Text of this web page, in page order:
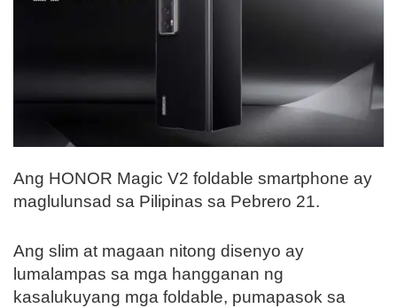
Ang HONOR Magic V2 foldable smartphone ay
maglulunsad sa Pilipinas sa Pebrero 21.
Ang slim at magaan nitong disenyo ay
lumalampas sa mga hangganan ng
kasalukuyang mga foldable, pumapasok sa